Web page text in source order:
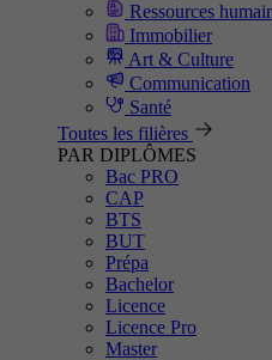
Ressources
Immobilier
Art & Culture
Communication
Santé
Toutes les filières
PAR DIPLÔMES
Bac PRO
CAP
BTS
BUT
Prépa
Bachelor
Licence
Licence Pro
Master